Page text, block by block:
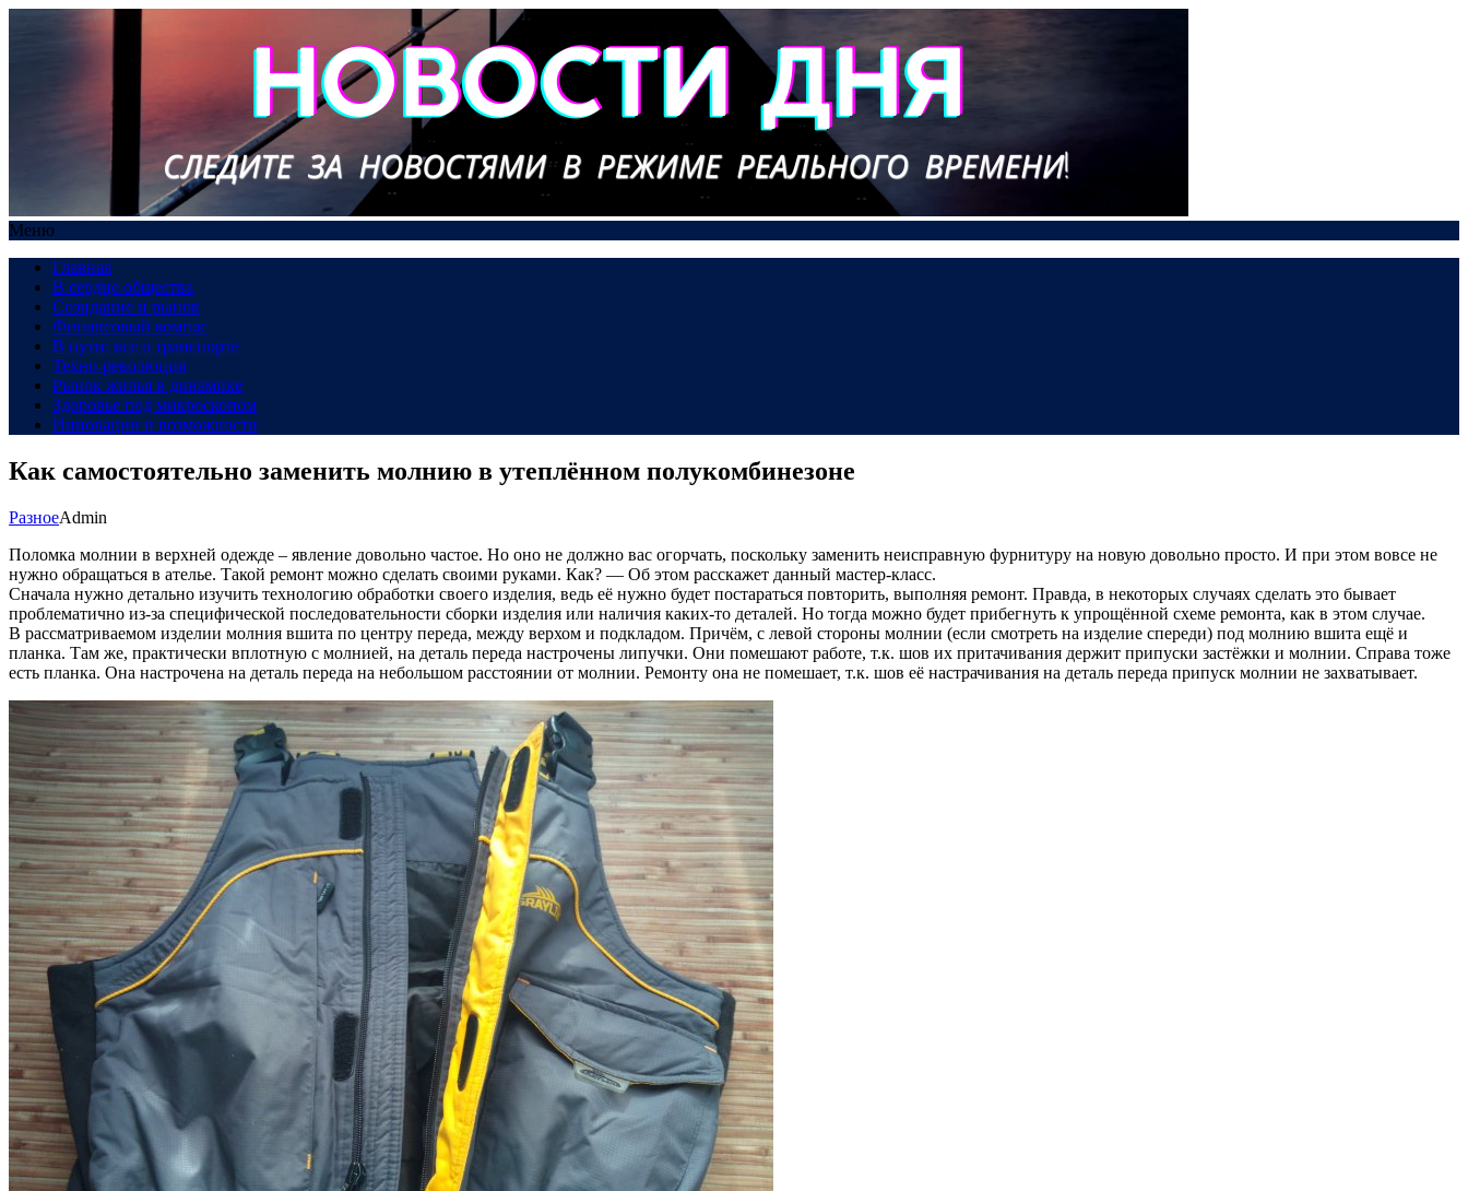
Меню
Главная
В сердце общества
Созидание и рынок
Финансовый компас
В пути: все о транспорте
Техно-революция
Рынок жилья в динамике
Здоровье под микроскопом
Инновации и возможности
Как самостоятельно заменить молнию в утеплённом полукомбинезоне
РазноеAdmin
Поломка молнии в верхней одежде – явление довольно частое. Но оно не должно вас огорчать, поскольку заменить неисправную фурнитуру на новую довольно просто. И при этом вовсе не
нужно обращаться в ателье. Такой ремонт можно сделать своими руками. Как? — Об этом расскажет данный мастер-класс.
Сначала нужно детально изучить технологию обработки своего изделия, ведь её нужно будет постараться повторить, выполняя ремонт. Правда, в некоторых случаях сделать это бывает
проблематично из-за специфической последовательности сборки изделия или наличия каких-то деталей. Но тогда можно будет прибегнуть к упрощённой схеме ремонта, как в этом случае.
В рассматриваемом изделии молния вшита по центру переда, между верхом и подкладом. Причём, с левой стороны молнии (если смотреть на изделие спереди) под молнию вшита ещё и
планка. Там же, практически вплотную с молнией, на деталь переда настрочены липучки. Они помешают работе, т.к. шов их притачивания держит припуски застёжки и молнии. Справа тоже
есть планка. Она настрочена на деталь переда на небольшом расстоянии от молнии. Ремонту она не помешает, т.к. шов её настрачивания на деталь переда припуск молнии не захватывает.